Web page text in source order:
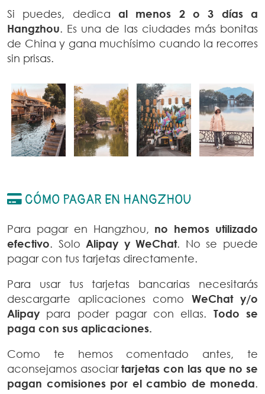
Si puedes, dedica al menos 2 o 3 días a
Hangzhou. Es una de las ciudades más bonitas
de China y gana muchísimo cuando la recorres
sin prisas.
CÓMO PAGAR EN HANGZHOU
Para pagar en Hangzhou, no hemos utilizado
efectivo. Solo Alipay y WeChat. No se puede
pagar con tus tarjetas directamente.
Para usar tus tarjetas bancarias necesitarás
descargarte aplicaciones como WeChat y/o
Alipay para poder pagar con ellas. Todo se
paga con sus aplicaciones.
Como te hemos comentado antes, te
aconsejamos asociartarjetas con las que no se
pagan comisiones por el cambio de moneda.